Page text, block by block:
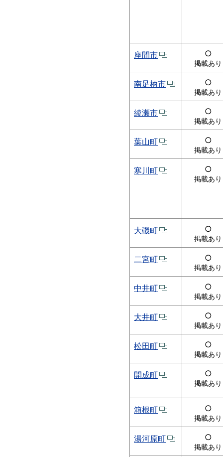
座間市 ○
掲載あり
南足柄市 ○
掲載あり
綾瀬市 ○
掲載あり
葉山町 ○
掲載あり
寒川町 ○
掲載あり
大磯町 ○
掲載あり
二宮町 ○
掲載あり
中井町 ○
掲載あり
大井町 ○
掲載あり
松田町 ○
掲載あり
開成町 ○
掲載あり
箱根町 ○
掲載あり
湯河原町 ○
掲載あり